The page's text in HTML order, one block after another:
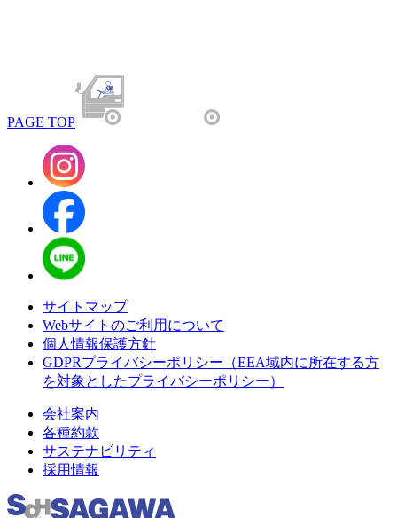
PAGE TOP
サイトマップ
Webサイトのご利用について
個人情報保護方針
GDPRプライバシーポリシー（EEA域内に所在する方
を対象としたプライバシーポリシー）
会社案内
各種約款
サステナビリティ
採用情報